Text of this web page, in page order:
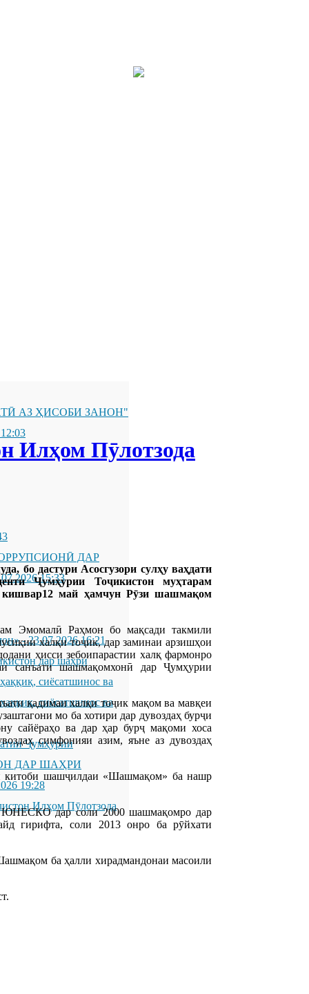
АЗ ҲИСОБИ ЗАНОН"
ДАР
15:33
-23.07.2026 16:21
дар шаҳри
сиёсатшинос ва
сиёсатшинос ва
Ҷумҳурии
ДАР ШАҲРИ
19:28
Илҳом Пӯлотзода
Илҳом Пӯлотзода
бо дастури Асосгузори сулҳу ваҳдати
Ҷумҳурии Тоҷикистон муҳтарам
май ҳамчун Рӯзи шашмақом
Эмомалӣ Раҳмон бо мақсади такмили
халқи тоҷик, дар заминаи арзишҳои
ҳисси зебоипарастии халқ фармонро
санъати шашмақомхонӣ дар Ҷумҳурии
қадимаи халқи тоҷик мақом ва мавқеи
мо ба хотири дар дувоздаҳ бурҷи
сайёраҳо ва дар ҳар бурҷ мақоми хоса
симфонияи азим, яъне аз дувоздаҳ
китоби шашҷилдаи «Шашмақом» ба нашр
ЮНЕСКО дар соли 2000 шашмақомро дар
гирифта, соли 2013 онро ба рӯйхати
ба ҳалли хирадмандонаи масоили